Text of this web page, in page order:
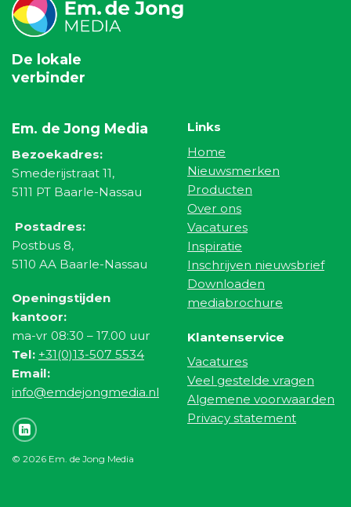
De lokale
verbinder
Em. de Jong Media
Bezoekadres:
Smederijstraat 11,
5111 PT Baarle-Nassau
Postadres:
Postbus 8,
5110 AA Baarle-Nassau
Openingstijden
kantoor:
ma-vr 08:30 – 17.00 uur
Tel: +31(0)13-507 5534
Email:
info@emdejongmedia.nl
© 2026 Em. de Jong Media
Links
Home
Nieuwsmerken
Producten
Over ons
Vacatures
Inspiratie
Inschrijven nieuwsbrief
Downloaden
mediabrochure
Klantenservice
Vacatures
Veel gestelde vragen
Algemene voorwaarden
Privacy statement